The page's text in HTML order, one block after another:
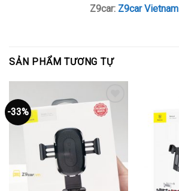
Z9car: Z9car Vietnam
SẢN PHẨM TƯƠNG TỰ
-33%
Thêm